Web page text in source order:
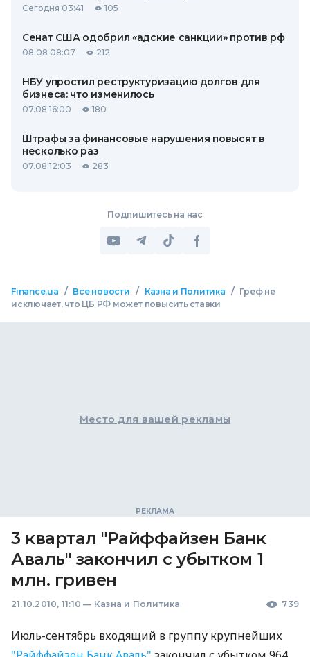
Сегодня 03:41 105
Сенат США одобрил «адские санкции» против рф
08.08 08:07 212
НБУ упростил реструктуризацию долгов для
бизнеса: что изменилось
07.08 16:00 180
Штрафы за финансовые нарушения повысят в
несколько раз
07.08 12:03 283
Подпишитесь на нас
Finance.ua / Все новости / Казна и Политика / Греф не
исключает, что ЦБ РФ может повысить ставки
Место для вашей рекламы
3 квартал "Райффайзен Банк
Аваль" закончил с убытком 1
млн. гривен
21.10.2010, 11:10 — Казна и Политика 739
Июль-сентябрь входящий в группу крупнейших